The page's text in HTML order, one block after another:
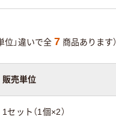
位」違いで全 7 商品あります）
販売単位
1セット（1個×2）